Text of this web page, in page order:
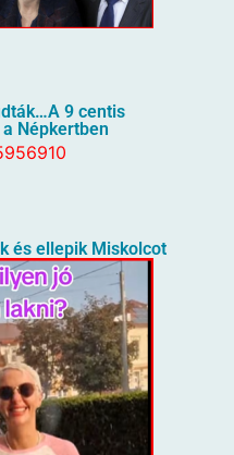
9 centis
Népkertben
és ellepik Miskolcot